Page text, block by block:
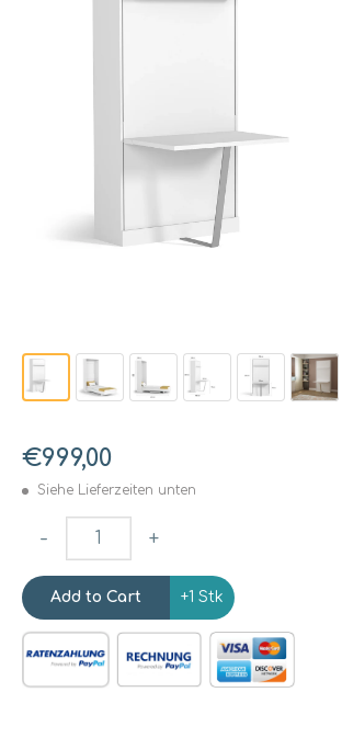
€999,00
Siehe Lieferzeiten unten
- +
+1 Stk